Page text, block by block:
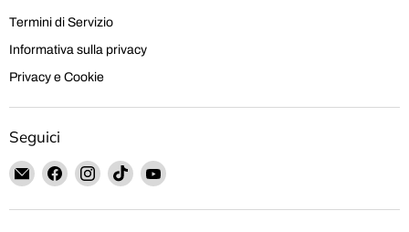
Termini di Servizio
Informativa sulla privacy
Privacy e Cookie
Seguici
Email
Hobby
Shop
Trovaci
Facebook
Trovaci
Instagram
Trovaci
TikTok
Trovaci
YouTube